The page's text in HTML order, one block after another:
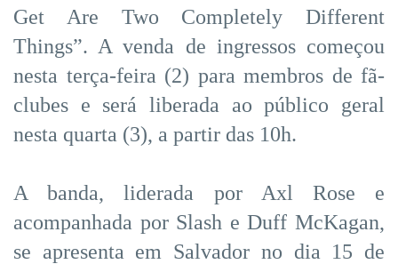
Get Are Two Completely Different
Things”. A venda de ingressos começou
nesta terça-feira (2) para membros de fã-
clubes e será liberada ao público geral
nesta quarta (3), a partir das 10h.
A banda, liderada por Axl Rose e
acompanhada por Slash e Duff McKagan,
se apresenta em Salvador no dia 15 de